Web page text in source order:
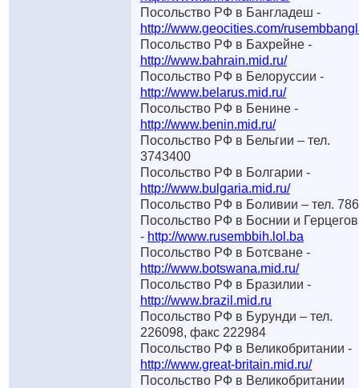
Посольство РФ в Бангладеш -
http://www.geocities.com/
Посольство РФ в Бахрейне -
http://www.bahrain.mid.ru/
Посольство РФ в Белоруссии -
http://www.belarus.mid.ru/
Посольство РФ в Бенине -
http://www.benin.mid.ru/
Посольство РФ в Бельгии – тел.
3743400
Посольство РФ в Болгарии -
http://www.bulgaria.mid.ru/
Посольство РФ в Боливии – тел.
Посольство РФ в Боснии и
- http://www.rusembbih.lol.ba
Посольство РФ в Ботсване -
http://www.botswana.mid.ru/
Посольство РФ в Бразилии -
http://www.brazil.mid.ru
Посольство РФ в Бурунди – тел.
226098, факс 222984
Посольство РФ в Великобритании -
http://www.great-britain.mid.ru/
Посольство РФ в Великобритании